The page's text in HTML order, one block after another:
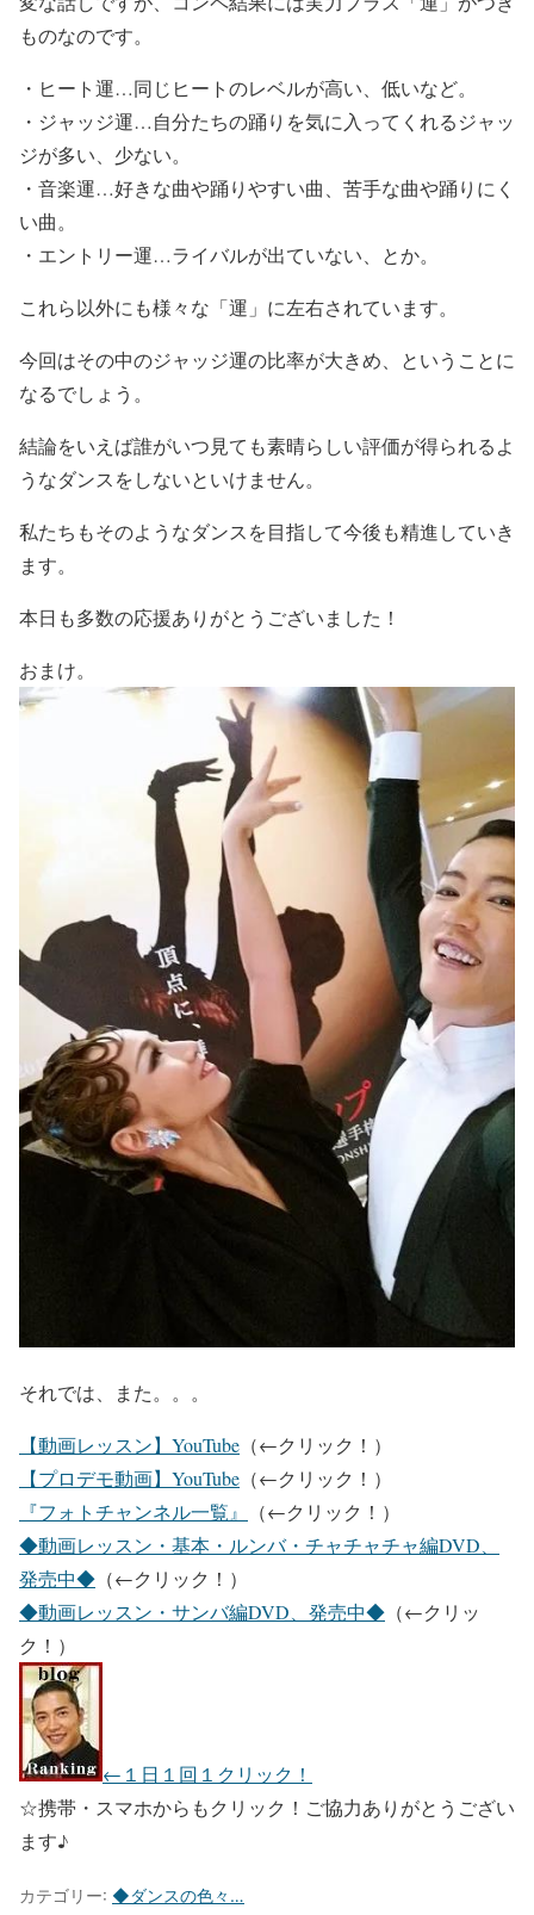
ものなのです。
・ヒート運…同じヒートのレベルが高い、低いなど。
・ジャッジ運…自分たちの踊りを気に入ってくれるジャッ
ジが多い、少ない。
・音楽運…好きな曲や踊りやすい曲、苦手な曲や踊りにく
い曲。
・エントリー運…ライバルが出ていない、とか。
これら以外にも様々な「運」に左右されています。
今回はその中のジャッジ運の比率が大きめ、ということに
なるでしょう。
結論をいえば誰がいつ見ても素晴らしい評価が得られるよ
うなダンスをしないといけません。
私たちもそのようなダンスを目指して今後も精進していき
ます。
本日も多数の応援ありがとうございました！
おまけ。
それでは、また。。。
【動画レッスン】YouTube （←クリック！）
【プロデモ動画】YouTube （←クリック！）
『フォトチャンネル一覧』
（←クリック！）
◆動画レッスン・基本・ルンバ・チャチャチャ編DVD、
発売中◆ （←クリック！）
◆動画レッスン・サンバ編DVD、発売中◆ （←クリッ
ク！）
←１日１回１クリック！
☆携帯・スマホからもクリック！ご協力ありがとうござい
ます♪
カテゴリー: ◆ダンスの色々…